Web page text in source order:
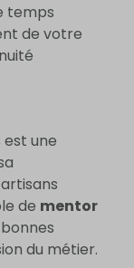
temps
de votre
est une
de mentor
du métier.